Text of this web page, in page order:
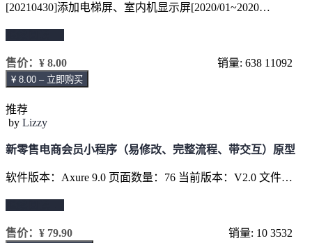
[20210430]添加电梯屏、室内机显示屏[2020/01~2020…
售价： ¥ 8.00 销量: 638 11092
¥ 8.00 – 立即购买
推荐
by Lizzy
新零售电商会员小程序（易修改、完整流程、带交互）原型
软件版本：Axure 9.0 页面数量：76 当前版本：V2.0 文件…
售价： ¥ 79.90 销量: 10 3532